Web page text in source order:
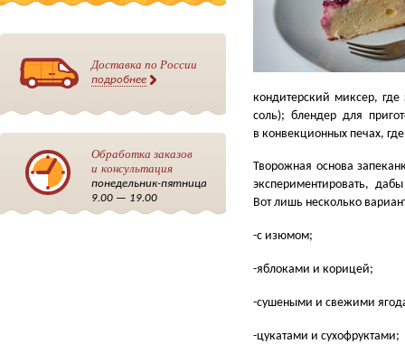
кондитерский миксер, где
соль); блендер для
в конвекционных печах,
Творожная основа
экспериментировать,
Вот лишь несколько
-с изюмом;
-яблоками и корицей;
-сушеными и свежими
-цукатами и сухофруктами;
Доставка по России
подробнее
Обработка заказов
и консультация
понедельник-пятница
9.00 — 19.00